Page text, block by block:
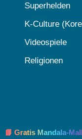
Superhelden
K-Culture
Videospiele
Religionen
📘 Gratis Mandala-